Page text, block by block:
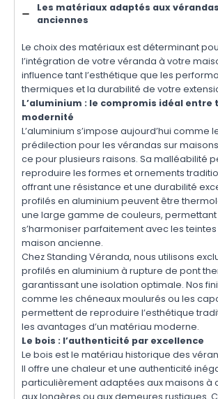
Les matériaux adaptés aux
anciennes
Le choix des matériaux est déterminant
l’intégration de votre véranda à votre
influence tant l’esthétique que les
thermiques et la durabilité de votre
L’aluminium : le compromis idéal entre
modernité
L’aluminium s’impose aujourd’hui comme
prédilection pour les vérandas sur
ce pour plusieurs raisons. Sa malléabilité
reproduire les formes et ornements
offrant une résistance et une durabilité
profilés en aluminium peuvent être
une large gamme de couleurs,
s’harmoniser parfaitement avec les
maison ancienne.
Chez Standing Véranda, nous utilisons
profilés en aluminium à rupture de pont
garantissant une isolation optimale. Nos
comme les chéneaux moulurés ou les
permettent de reproduire l’esthétique
les avantages d’un matériau moderne.
Le bois : l’authenticité par excellence
Le bois est le matériau historique des
Il offre une chaleur et une authenticité
particulièrement adaptées aux maisons à